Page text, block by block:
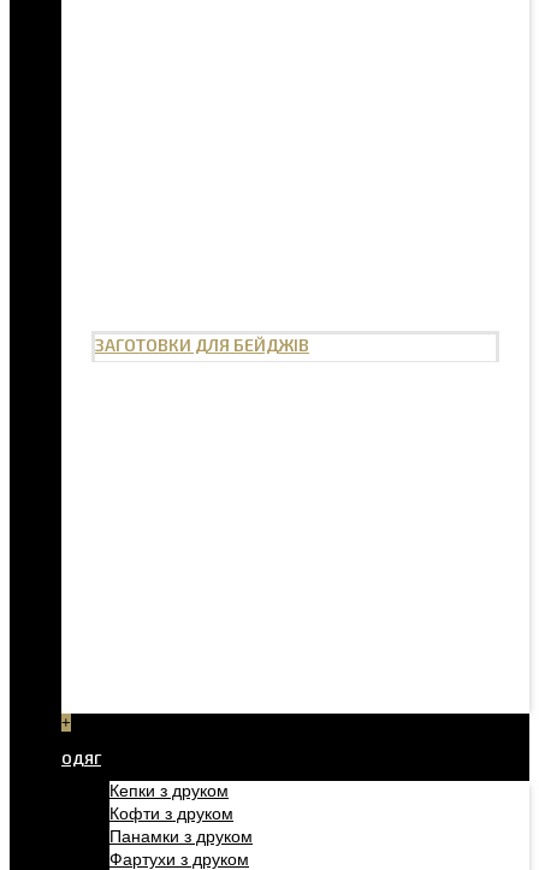
ЗАГОТОВКИ ДЛЯ БЕЙДЖІВ
+
ОДЯГ
Кепки з друком
Кофти з друком
Панамки з друком
Фартухи з друком